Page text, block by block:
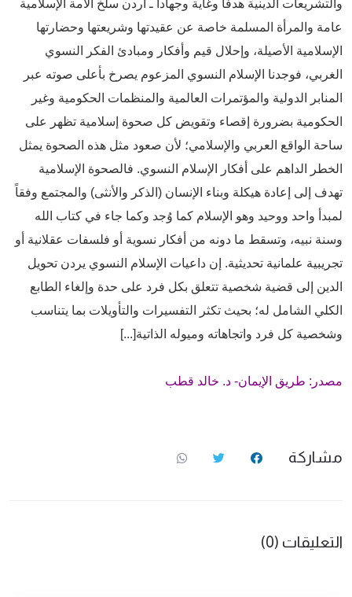
والتشريعات الدينية هدفاً وغاية وجهاداً ـ أردن سلخ الأمة الإسلامية
عامة والمرأة المسلمة خاصة عن عقيدتها وشريعتها وحضارتها
الإسلامية الأصيلة، وإحلال قيم وأفكار ومبادئ الفكر النسوي
الغربي، فوجدنا الإسلام النسوي المزعوم يصرخ بأعلى صوته عبر
المنابر الدولية والمؤتمرات العالمية والمنظمات الحكومية وغير
الحكومية بضرورة إقصاء وتقويض كل صحوة إسلامية تظهر على
ساحة الواقع العربي والإسلامي؛ لأن صعود مثل هذه الصحوة يمثل
الخطر الداهم على أفكار الإسلام النسوي. فالصحوة الإسلامية
تهدف إلى إعادة هيكلة وبناء الإنسان (الذكر والأنثى) والمجتمع وفقاً
لمبدأ واحد ووحيد وهو الإسلام كما وُجد وكما جاء في كتاب الله
وسنة نبيه، وتسقط ما دونه من أفكار نسوية أو فلسفات عقلانية أو
تجريبية علمانية تحديثية. إن داعيات الإسلام النسوي يردن تحويل
الدين إلى قضية شخصية تتعلق بكل فرد على حدة وإلغاء الطابع
الكلي الشامل له؛ بحيث تكثر التفسيرات والتأويلات بما يتناسب
وشخصية كل فرد واتجاهاته وميوله الذاتية[...]
مصدر: طريق الإيمان- د. خالد قطب
مشاركة
التعليقات (0)